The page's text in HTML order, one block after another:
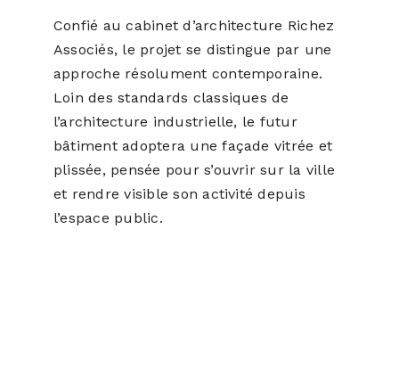
Confié au cabinet d’architecture Richez
Associés, le projet se distingue par une
approche résolument contemporaine.
Loin des standards classiques de
l’architecture industrielle, le futur
bâtiment adoptera une façade vitrée et
plissée, pensée pour s’ouvrir sur la ville
et rendre visible son activité depuis
l’espace public.